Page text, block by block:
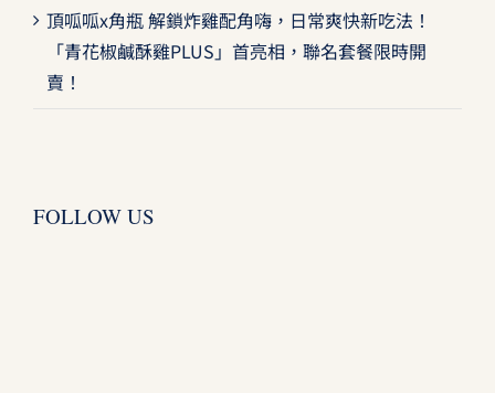
頂呱呱x角瓶 解鎖炸雞配角嗨，日常爽快新吃法！
「青花椒鹹酥雞PLUS」首亮相，聯名套餐限時開
賣！
FOLLOW US